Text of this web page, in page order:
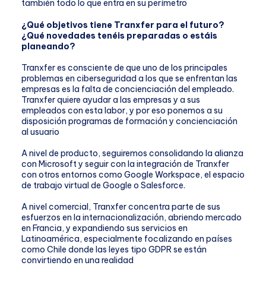
también todo lo que entra en su perímetro
¿Qué objetivos tiene Tranxfer para el futuro?
¿Qué novedades tenéis preparadas o estáis
planeando?
Tranxfer es consciente de que uno de los principales
problemas en ciberseguridad a los que se enfrentan las
empresas es la falta de concienciación del empleado.
Tranxfer quiere ayudar a las empresas y a sus
empleados con esta labor, y por eso ponemos a su
disposición programas de formación y concienciación
al usuario
A nivel de producto, seguiremos consolidando la alianza
con Microsoft y seguir con la integración de Tranxfer
con otros entornos como Google Workspace, el espacio
de trabajo virtual de Google o Salesforce.
A nivel comercial, Tranxfer concentra parte de sus
esfuerzos en la internacionalización, abriendo mercado
en Francia, y expandiendo sus servicios en
Latinoamérica, especialmente focalizando en países
como Chile donde las leyes tipo GDPR se están
convirtiendo en una realidad